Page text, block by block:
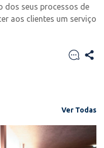
dos seus processos de
aos clientes um serviço
Ver Todas